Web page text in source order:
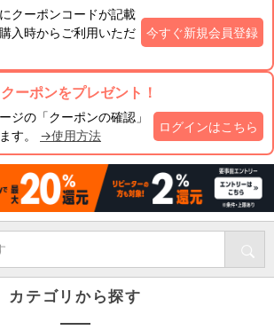
クーポンコードが記載
入時からご利用いただ
今すぐ新規会員登録
ーポンをプレゼント！
ジの「クーポンの確認」
す。 →使用方法
ログインはこちら
カテゴリから探す